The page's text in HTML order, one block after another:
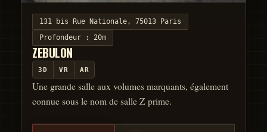
131 bis Rue Nationale, 75013 Paris
Profondeur : 20m
ZEBULON
3D VR AR
Une grande salle aux volumes marquants, également
connue sous le nom de salle Z prime.